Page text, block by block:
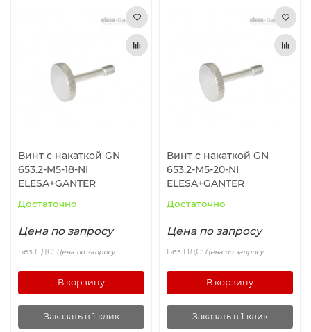
Винт с накаткой GN
653.2-M5-18-NI
ELESA+GANTER
Достаточно
Цена по запросу
Без НДС: Цена по запросу
В корзину
Заказать в 1 клик
Винт с накаткой GN
653.2-M5-20-NI
ELESA+GANTER
Достаточно
Цена по запросу
Без НДС: Цена по запросу
В корзину
Заказать в 1 клик